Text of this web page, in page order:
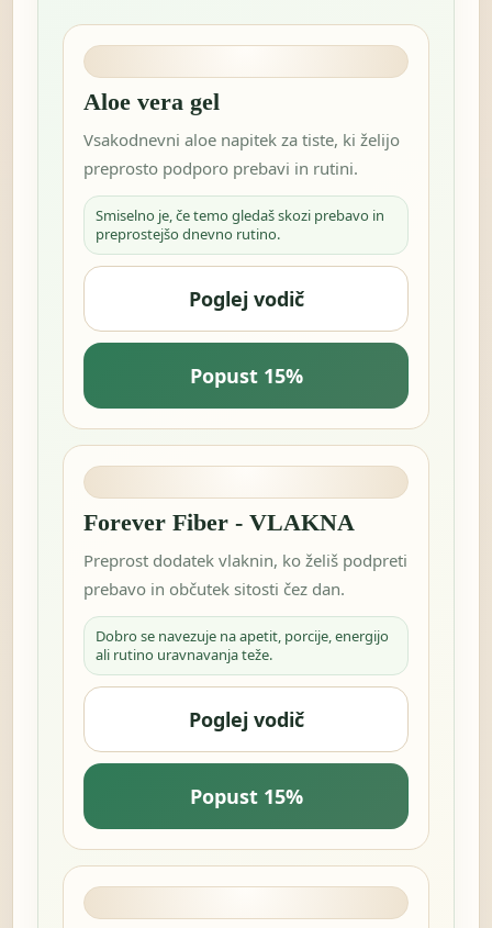
Aloe vera gel
Vsakodnevni aloe napitek za tiste, ki želijo
preprosto podporo prebavi in rutini.
Smiselno je, če temo gledaš skozi prebavo in
preprostejšo dnevno rutino.
Poglej vodič
Popust 15%
Forever Fiber - VLAKNA
Preprost dodatek vlaknin, ko želiš podpreti
prebavo in občutek sitosti čez dan.
Dobro se navezuje na apetit, porcije, energijo
ali rutino uravnavanja teže.
Poglej vodič
Popust 15%